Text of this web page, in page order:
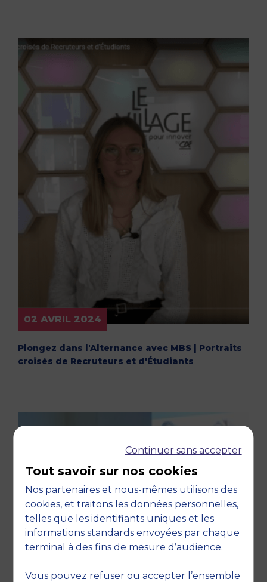
02 AVRIL 2024
Plongez dans l'Alternance avec MBS | Portraits
croisés de Recruteurs et d'Étudiants
Continuer sans accepter
Tout savoir sur nos cookies
Nos partenaires et nous-mêmes utilisons des
cookies, et traitons les données personnelles,
telles que les identifiants uniques et les
informations standards envoyées par chaque
terminal à des fins de mesure d’audience.
Vous pouvez refuser ou accepter l’ensemble